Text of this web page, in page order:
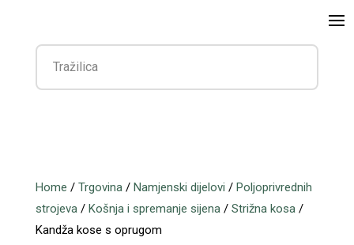
Home / Trgovina/ Namjenski dijelovi / Poljoprivrednih
strojeva/ Košnja i spremanje sijena/ Strižna kosa/
Kandža kose s oprugom